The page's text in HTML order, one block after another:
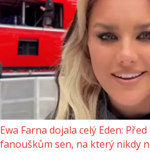
Ewa Farna dojala celý Eden:
fanouškům sen, na který nikdy